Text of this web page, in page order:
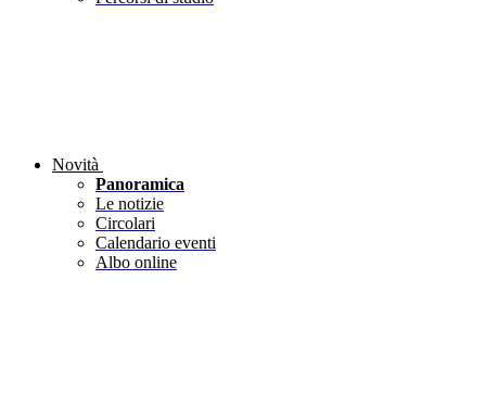
Novità
Panoramica
Le notizie
Circolari
Calendario eventi
Albo online